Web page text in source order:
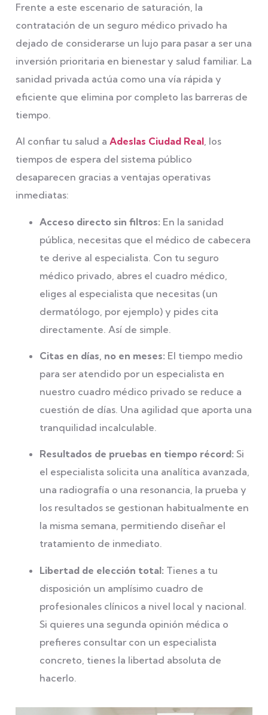
Frente a este escenario de saturación, la
contratación de un seguro médico privado ha
dejado de considerarse un lujo para pasar a ser una
inversión prioritaria en bienestar y salud familiar. La
sanidad privada actúa como una vía rápida y
eficiente que elimina por completo las barreras de
tiempo.
Al confiar tu salud a Adeslas Ciudad Real, los
tiempos de espera del sistema público
desaparecen gracias a ventajas operativas
inmediatas:
Acceso directo sin filtros: En la sanidad
pública, necesitas que el médico de cabecera
te derive al especialista. Con tu seguro
médico privado, abres el cuadro médico,
eliges al especialista que necesitas (un
dermatólogo, por ejemplo) y pides cita
directamente. Así de simple.
Citas en días, no en meses: El tiempo medio
para ser atendido por un especialista en
nuestro cuadro médico privado se reduce a
cuestión de días. Una agilidad que aporta una
tranquilidad incalculable.
Resultados de pruebas en tiempo récord: Si
el especialista solicita una analítica avanzada,
una radiografía o una resonancia, la prueba y
los resultados se gestionan habitualmente en
la misma semana, permitiendo diseñar el
tratamiento de inmediato.
Libertad de elección total: Tienes a tu
disposición un amplísimo cuadro de
profesionales clínicos a nivel local y nacional.
Si quieres una segunda opinión médica o
prefieres consultar con un especialista
concreto, tienes la libertad absoluta de
hacerlo.